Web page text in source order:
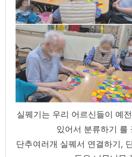
실꿰기는 우리 어르신들이 예
있어서 분류하기 를
단추여러개 실꿰서 연결하기,